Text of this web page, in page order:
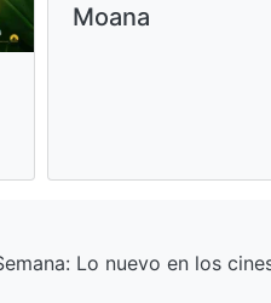
Moana
Lo nuevo en los